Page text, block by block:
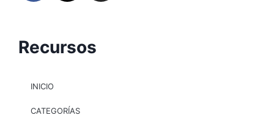
Recursos
INICIO
CATEGORÍAS